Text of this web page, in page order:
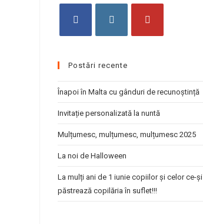
a
new
new
new
Postări recente
Înapoi în Malta cu gânduri de recunoștință
Invitație personalizată la nuntă
Mulțumesc, mulțumesc, mulțumesc 2025
La noi de Halloween
La mulți ani de 1 iunie copiilor și celor ce-și
păstrează copilăria în suflet!!!